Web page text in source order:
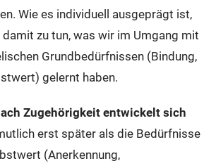
Wie es individuell ausgeprägt ist,
zu tun, was wir im Umgang mit
Grundbedürfnissen (Bindung,
gelernt haben.
Zugehörigkeit entwickelt sich
erst später als die Bedürfnisse
(Anerkennung,